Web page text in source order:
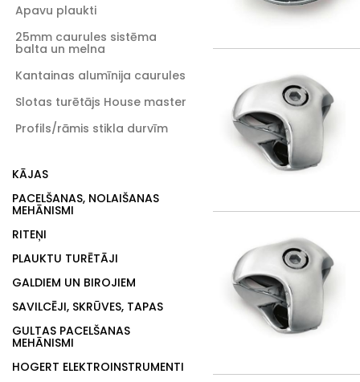
Apavu plaukti
25mm caurules sistēma
balta un melna
Kantainas alumīnija caurules
Slotas turētājs House master
Profils/rāmis stikla durvīm
KĀJAS
PACELŠANAS, NOLAIŠANAS
MEHĀNISMI
RITEŅI
PLAUKTU TURĒTĀJI
GALDIEM UN BIROJIEM
SAVILCĒJI, SKRŪVES, TAPAS
GULTAS PACELŠANAS
MEHĀNISMI
HOGERT ELEKTROINSTRUMENTI